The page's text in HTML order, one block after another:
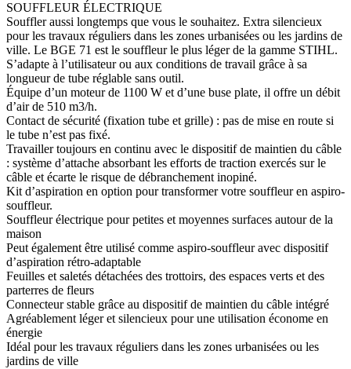
SOUFFLEUR ÉLECTRIQUE
Souffler aussi longtemps que vous le souhaitez. Extra silencieux
pour les travaux réguliers dans les zones urbanisées ou les jardins de
ville. Le BGE 71 est le souffleur le plus léger de la gamme STIHL.
S’adapte à l’utilisateur ou aux conditions de travail grâce à sa
longueur de tube réglable sans outil.
Équipe d’un moteur de 1100 W et d’une buse plate, il offre un débit
d’air de 510 m3/h.
Contact de sécurité (fixation tube et grille) : pas de mise en route si
le tube n’est pas fixé.
Travailler toujours en continu avec le dispositif de maintien du câble
: système d’attache absorbant les efforts de traction exercés sur le
câble et écarte le risque de débranchement inopiné.
Kit d’aspiration en option pour transformer votre souffleur en aspiro-
souffleur.
Souffleur électrique pour petites et moyennes surfaces autour de la
maison
Peut également être utilisé comme aspiro-souffleur avec dispositif
d’aspiration rétro-adaptable
Feuilles et saletés détachées des trottoirs, des espaces verts et des
parterres de fleurs
Connecteur stable grâce au dispositif de maintien du câble intégré
Agréablement léger et silencieux pour une utilisation économe en
énergie
Idéal pour les travaux réguliers dans les zones urbanisées ou les
jardins de ville